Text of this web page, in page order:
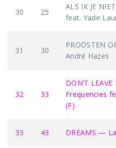
30 25
ALS IK JE
feat. Yade
31 30
PROOSTEN
André Hazes
32 33
DON’T
Frequencies
(F)
33 43 DREAMS —